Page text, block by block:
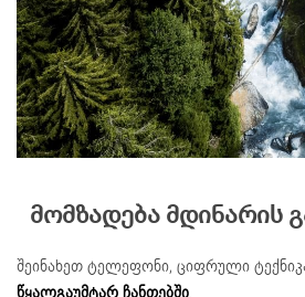
მომზადება მდინარის
შეინახეთ ტელეფონი, ციფრული
წყალგაუმტარ ჩანთებში